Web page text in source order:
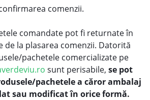
comenzii.
comandate pot fi returnate în
de la plasarea comenzii. Datorită
pachetele comercializate pe
sunt perisabile, se pot
pachetele a căror ambalaj
sau modificat în orice formă.